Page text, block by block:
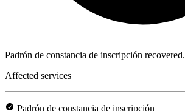
Padrón de constancia de inscripción recovered.
Affected services
Padrón de constancia de inscripción